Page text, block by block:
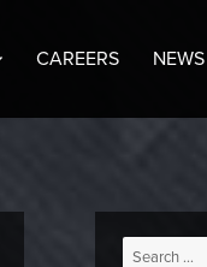
CAREERS NEWS
Search